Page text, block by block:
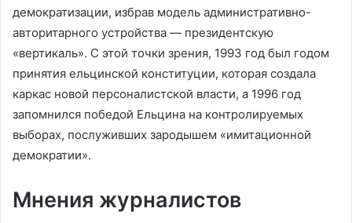
демократизации, избрав модель административно-
авторитарного устройства — президентскую
«вертикаль». С этой точки зрения, 1993 год был годом
принятия ельцинской конституции, которая создала
каркас новой персоналистской власти, а 1996 год
запомнился победой Ельцина на контролируемых
выборах, послуживших зародышем «имитационной
демократии».
Мнения журналистов